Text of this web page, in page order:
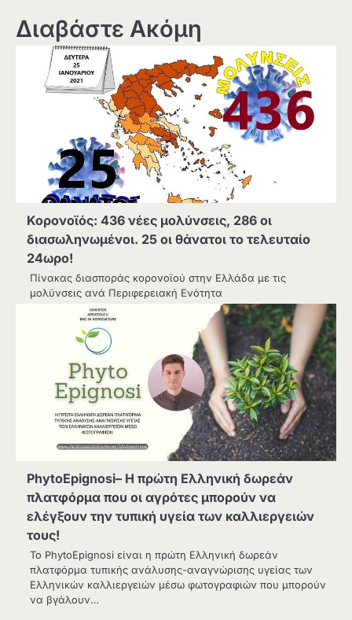
Διαβάστε Ακόμη
Κορονοϊός: 436 νέες μολύνσεις, 286 οι
διασωληνωμένοι. 25 οι θάνατοι το τελευταίο
24ωρο!
Πίνακας διασποράς κορονοϊού στην Ελλάδα με τις
μολύνσεις ανά Περιφερειακή Ενότητα
PhytoEpignosi– Η πρώτη Ελληνική δωρεάν
πλατφόρμα που οι αγρότες μπορούν να
ελέγξουν την τυπική υγεία των καλλιεργειών
τους!
Το PhytoEpignosi είναι η πρώτη Ελληνική δωρεάν
πλατφόρμα τυπικής ανάλυσης-αναγνώρισης υγείας των
Ελληνικών καλλιεργειών μέσω φωτογραφιών που μπορούν
να βγάλουν…